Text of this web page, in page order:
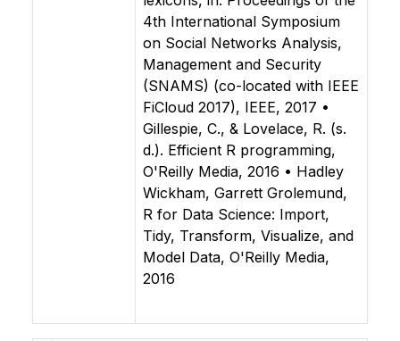
4th International Symposium
on Social Networks Analysis,
Management and Security
(SNAMS) (co-located with IEEE
FiCloud 2017), IEEE, 2017 •
Gillespie, C., & Lovelace, R. (s.
d.). Efficient R programming,
O'Reilly Media, 2016 • Hadley
Wickham, Garrett Grolemund,
R for Data Science: Import,
Tidy, Transform, Visualize, and
Model Data, O'Reilly Media,
2016